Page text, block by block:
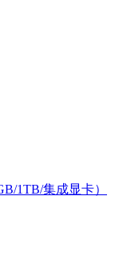
1TB/集成显卡）